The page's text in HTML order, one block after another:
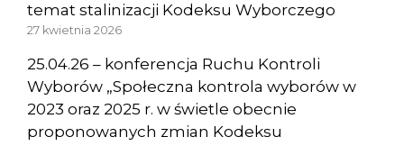
temat stalinizacji Kodeksu Wyborczego
27 kwietnia 2026
25.04.26 – konferencja Ruchu Kontroli
Wyborów „Społeczna kontrola wyborów w
2023 oraz 2025 r. w świetle obecnie
proponowanych zmian Kodeksu